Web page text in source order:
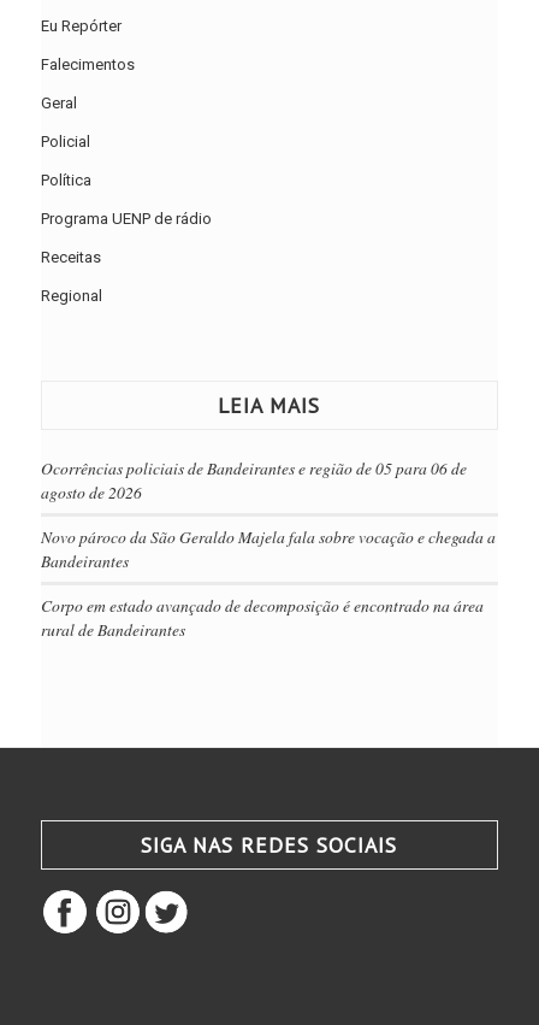
Eu Repórter
Falecimentos
Geral
Policial
Política
Programa UENP de rádio
Receitas
Regional
LEIA MAIS
Ocorrências policiais de Bandeirantes e região de 05 para 06 de
agosto de 2026
Novo pároco da São Geraldo Majela fala sobre vocação e chegada a
Bandeirantes
Corpo em estado avançado de decomposição é encontrado na área
rural de Bandeirantes
SIGA NAS REDES SOCIAIS